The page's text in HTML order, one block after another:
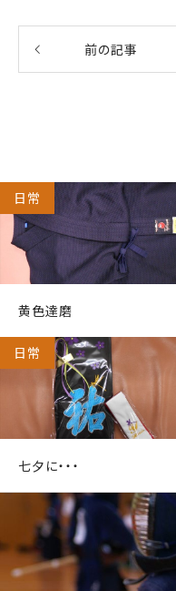
前の記事
日常
黄色達磨
日常
七夕に・・・